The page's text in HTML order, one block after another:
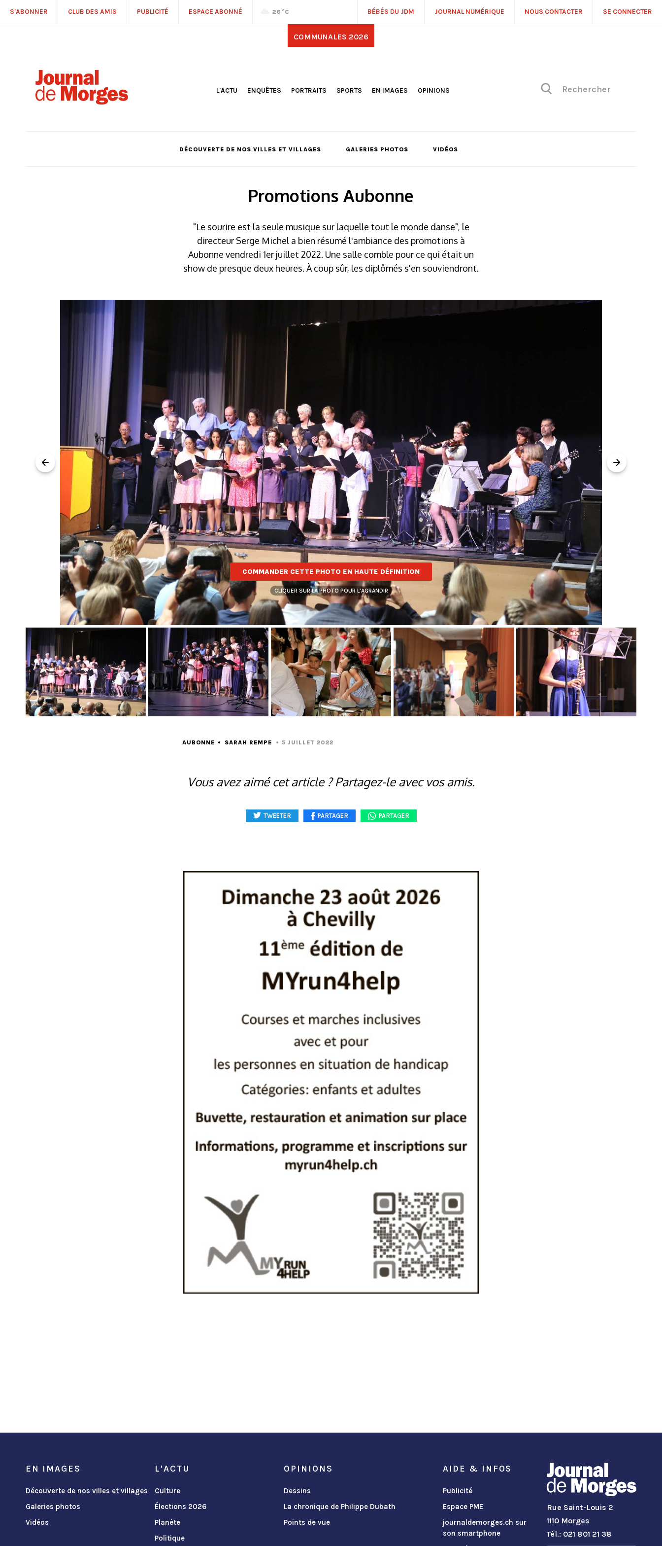
S'ABONNER CLUB DES AMIS PUBLICITÉ ESPACE ABONNÉ 26 °C BÉBÉS DU JDM JOURNAL NUMÉRIQUE NOUS CONTACTER SE CONNECTER
COMMUNALES 2026
L'ACTU
ENQUÊTES PORTRAITS
SPORTS
EN IMAGES
OPINIONS
POINTS DE VUE
DÉCOUVERTE DE NOS VILLES ET VILLAGES GALERIES PHOTOS VIDÉOS
Promotions Aubonne
"Le sourire est la seule musique sur laquelle tout le monde danse", le
directeur Serge Michel a bien résumé l'ambiance des promotions à
Aubonne vendredi 1er juillet 2022. Une salle comble pour ce qui était un
show de presque deux heures. À coup sûr, les diplômés s'en souviendront.
COMMANDER CETTE PHOTO EN HAUTE DÉFINITION
CLIQUER SUR LA PHOTO POUR L'AGRANDIR
AUBONNE SARAH REMPE 5 JUILLET 2022
Vous avez aimé cet article ? Partagez-le avec vos amis.
TWEETER PARTAGER PARTAGER
EN IMAGES
Découverte de nos villes et villages
Galeries photos
Vidéos
L'ACTU
Culture
Élections 2026
Planète
Politique
OPINIONS
Dessins
La chronique de Philippe Dubath
Points de vue
AIDE & INFOS
Publicité
Espace PME
journaldemorges.ch sur
son smartphone
Rue Saint-Louis 2
1110 Morges
Tél.: 021 801 21 38